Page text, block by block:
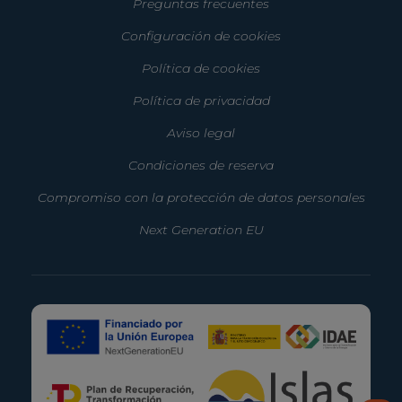
Preguntas frecuentes
Configuración de cookies
Política de cookies
Política de privacidad
Aviso legal
Condiciones de reserva
Compromiso con la protección de datos personales
Next Generation EU